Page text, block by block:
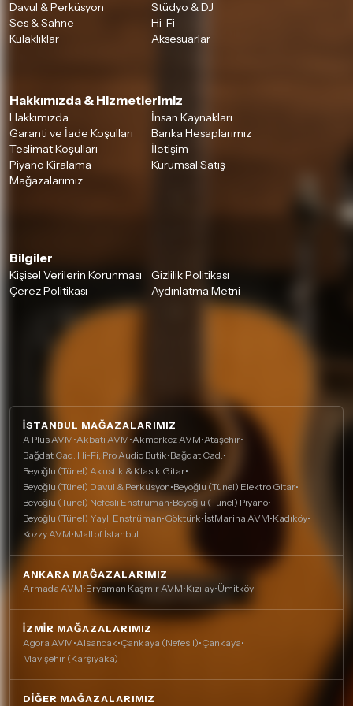
Detaylar için
Davul & Perküsyon
Stüdyo & DJ
Ses & Sahne
Hi-Fi
Kulaklıklar
Aksesuarlar
Hakkımızda & Hizmetlerimiz
Hakkımızda
İnsan Kaynakları
Garanti ve İade Koşulları
Banka Hesaplarımız
Teslimat Koşulları
İletişim
Piyano Kiralama
Kurumsal Satış
Mağazalarımız
Bilgiler
Kişisel Verilerin Korunması
Gizlilik Politikası
Çerez Politikası
Aydınlatma Metni
İSTANBUL MAĞAZALARIMIZ
A Plus AVM•Akbatı AVM•Akmerkez AVM•Ataşehir•
Bağdat Cad. Hi-Fi, Pro Audio Butik•Bağdat Cad.•
Beyoğlu (Tünel) Akustik & Klasik Gitar•
Beyoğlu (Tünel) Davul & Perküsyon•Beyoğlu (Tünel) Elektro Gitar•
Beyoğlu (Tünel) Nefesli Enstrüman•Beyoğlu (Tünel) Piyano•
Beyoğlu (Tünel) Yaylı Enstrüman•Göktürk•İstMarina AVM•Kadıköy•
Kozzy AVM•Mall of İstanbul
ANKARA MAĞAZALARIMIZ
Armada AVM•Eryaman Kaşmir AVM•Kızılay•Ümitköy
İZMIR MAĞAZALARIMIZ
Agora AVM•Alsancak•Çankaya (Nefesli)•Çankaya•
Mavişehir (Karşıyaka)
DIĞER MAĞAZALARIMIZ